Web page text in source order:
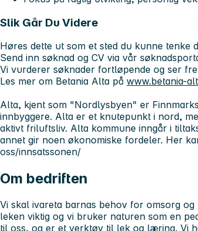
Slik Går Du Videre
Høres dette ut som et sted du kunne tenke
Send inn søknad og CV via vår
Vi vurderer søknader fortløpende og ser
Les mer om Betania Alta på www.betania-
Alta, kjent som "Nordlysbyen" er
innbyggere. Alta er et knutepunkt i nord,
aktivt friluftsliv. Alta kommune inngår i
annet gir noen økonomiske fordeler. Her
oss/innsatssonen/
Om bedriften
Vi skal ivareta barnas behov for omsorg
leken viktig og vi bruker naturen som en
til oss, og er et verktøy til lek og læring. Vi